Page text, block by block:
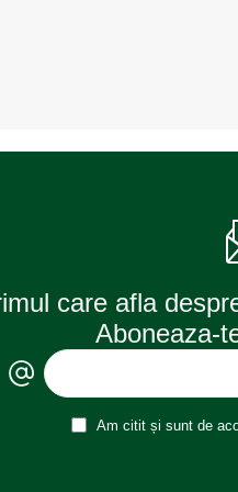
care afla
Aboneaza-
Am citit și sunt de